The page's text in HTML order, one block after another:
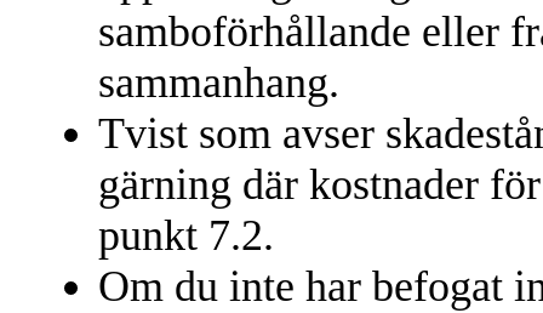
samboförhållande eller
sammanhang.
Tvist som avser
gärning där kostnader
punkt 7.2.
Om du inte har befogat